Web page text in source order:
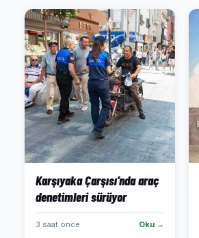
Karşıyaka Çarşısı’nda araç
denetimleri sürüyor
3 saat önce Oku →